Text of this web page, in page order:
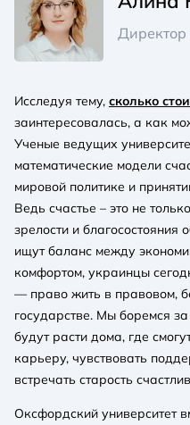
Директор
Исследуя тему, сколько
заинтересовалась, а как
Ученые ведущих
математические модели
мировой политике и
Ведь счастье – это не
зрелости и
ищут баланс между
комфортом, украинцы
— право жить в правовом,
государстве. Мы боремся
будут расти дома, где
карьеру, чувствовать
встречать старость
Оксфордский университет